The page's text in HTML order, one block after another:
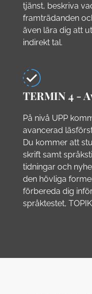
tjänst, beskriva
framträdanden
även lära dig att
indirekt tal.
TERMIN 4 -
På nivå UPP
avancerad
Du kommer att
skrift samt
tidningar och
den hövliga
förbereda dig
språktestet,